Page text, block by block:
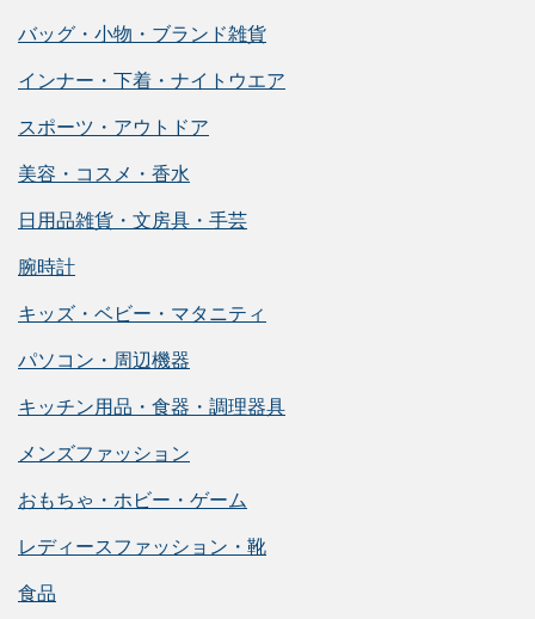
バッグ・小物・ブランド雑貨
インナー・下着・ナイトウエア
スポーツ・アウトドア
美容・コスメ・香水
日用品雑貨・文房具・手芸
腕時計
キッズ・ベビー・マタニティ
パソコン・周辺機器
キッチン用品・食器・調理器具
メンズファッション
おもちゃ・ホビー・ゲーム
レディースファッション・靴
食品